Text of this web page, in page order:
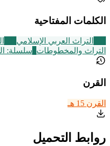
الكلمات المفتاحية
التراث العربي الإسلامي
التراث والمخطوطات سلسلة:
القرن
القرن 15 هـ
روابط التحميل